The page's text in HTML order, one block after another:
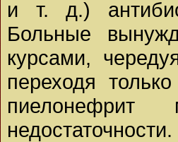
и т. д.)
Больные
курсами,
переходя
недостаточности.